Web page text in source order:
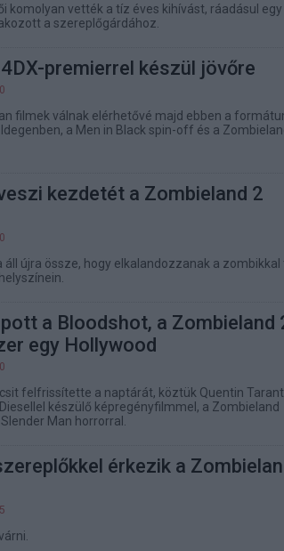
komolyan vették a tíz éves kihívást, ráadásul
a szereplőgárdához.
premierrel készül jövőre
filmek válnak elérhetővé majd ebben a
a Men in Black spin-off és a
kezdetét a Zombieland 2
áll újra össze, hogy elkalandozzanak a
a Bloodshot, a Zombieland
egy Hollywood
felfrissítette a naptárát, köztük Quentin
készülő képregényfilmmel, a Zombieland
Man horrorral.
érkezik a